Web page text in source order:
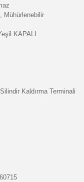
Mühürlenebilir
KAPALI
Kaldırma Terminali